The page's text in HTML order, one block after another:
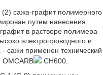
сажа-графит полимерного
путем нанесения
в растворе полимера
электропроводного и
сажи применен технический
CH600.